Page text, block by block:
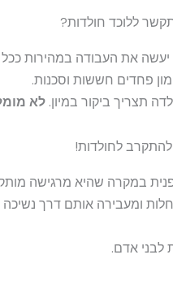
ללוכד חולדות?
יעשה את העבודה במהירות
פחדים חששות וסכנות.
תצריך ביקור במיון. לא
לחולדות!
במקרה שהיא מרגישה
ומעבירה אותם דרך נשיכה
לבני אדם.